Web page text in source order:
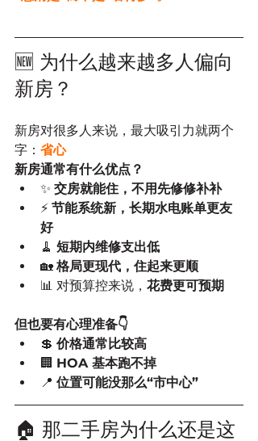
🆕 为什么越来越多人偏向
新房？
新房对很多人来说，最大吸引力就两个
字： 省心
新房通常有什么优点？
✨ 交房就能住，不用先修修补补
⚡ 节能系统新，长期水电账单更友
好
🧹 短期内维修支出低
🏡 格局更现代，住起来更顺
📊 对预算控来说， 花费更可预期
但也要有心理准备👇
💲 价格通常比较高
🏢 HOA 基本跑不掉
📍 位置可能没那么“市中心”
🏠 那二手房为什么还是这